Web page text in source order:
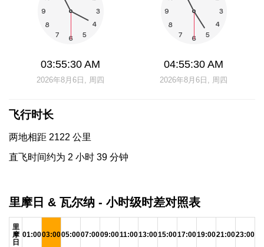
03:55:30 AM
2026年8月6日, 周四
04:55:30 AM
2026年8月6日, 周四
飞行时长
两地相距 2122 公里
直飞时间约为 2 小时 39 分钟
里摩日 & 瓦尔纳 - 小时级时差对照表
里
摩
日
01:0003:0005:0007:0009:0011:0013:0015:0017:0019:0021:0023:00